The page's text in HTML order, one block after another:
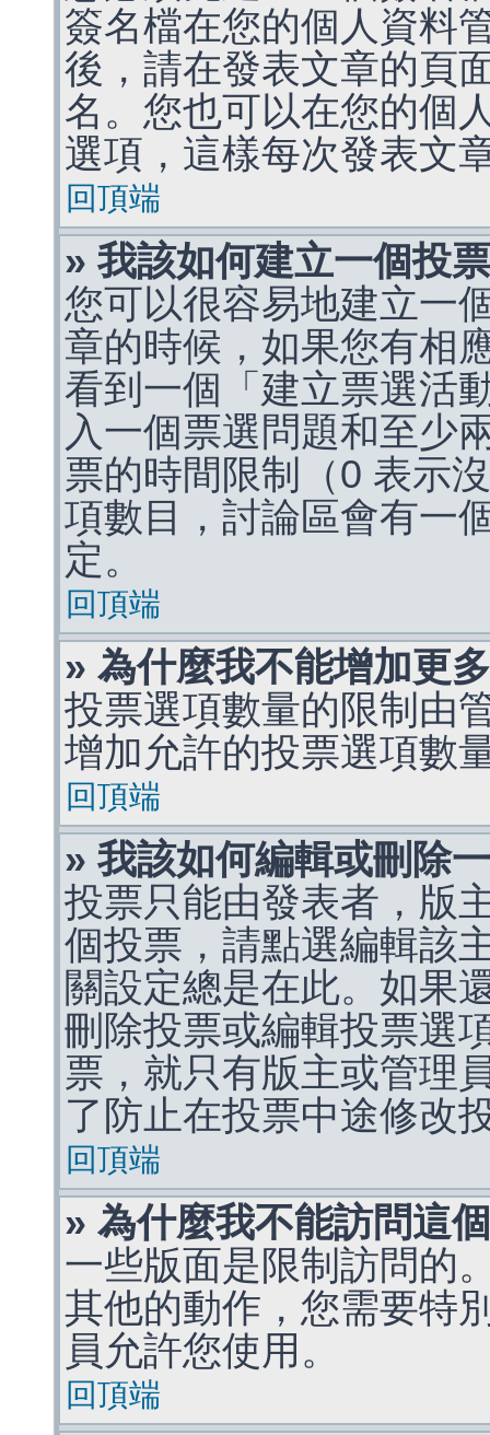
簽名檔在您的個人資料
後，請在發表文章的頁
名。您也可以在您的個
選項，這樣每次發表文
回頂端
» 我該如何建立一個投
您可以很容易地建立一
章的時候，如果您有相
看到一個「建立票選活
入一個票選問題和至少
票的時間限制（0 表示
項數目，討論區會有一
定。
回頂端
» 為什麼我不能增加更
投票選項數量的限制由
增加允許的投票選項數
回頂端
» 我該如何編輯或刪除
投票只能由發表者，版
個投票，請點選編輯該
關設定總是在此。如果
刪除投票或編輯投票選
票，就只有版主或管理
了防止在投票中途修改
回頂端
» 為什麼我不能訪問這
一些版面是限制訪問的
其他的動作，您需要特
員允許您使用。
回頂端